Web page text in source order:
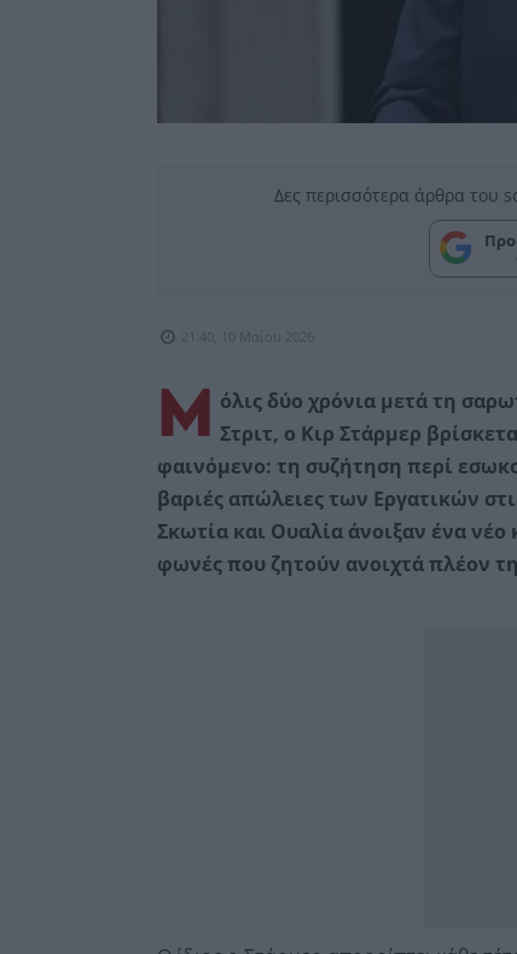
Δες περισσότερα άρθρα του
21:40, 10 Μαΐου 2026
Μ
όλις δύο χρόνια μετά τη
Στριτ, ο Κιρ Στάρμερ
φαινόμενο: τη συζήτηση περί
βαριές απώλειες των Εργατικών
Σκωτία και Ουαλία άνοιξαν ένα
φωνές που ζητούν ανοιχτά πλέον